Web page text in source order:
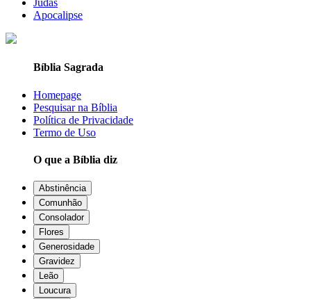
Judas
Apocalipse
Bíblia Sagrada
Homepage
Pesquisar na Bíblia
Política de Privacidade
Termo de Uso
O que a Bíblia diz
Abstinência
Comunhão
Consolador
Flores
Generosidade
Gravidez
Leão
Loucura